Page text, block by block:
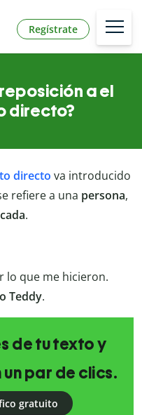
Regístrate
a el
directo?
directo va introducido
refiere a una persona,
.
lo que me hicieron.
Teddy.
de tu texto y
par de clics.
gratuito